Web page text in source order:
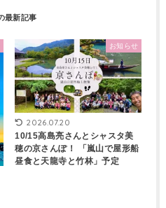
お知らせ
2026.07.20
10/15高島亮さんとシャスタ美
穂の京さんぽ！ 「嵐山で屋形船
昼食と天龍寺と竹林」予定